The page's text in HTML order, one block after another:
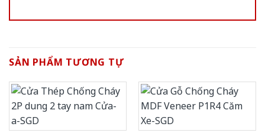
SẢN PHẨM TƯƠNG TỰ